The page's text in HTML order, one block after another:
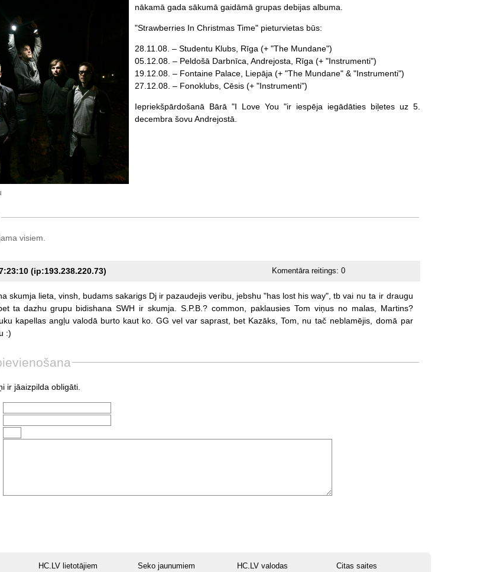
nākamā gada sākumā gaidāmā grupas debijas albuma.
"Strawberries In Christmas Time" pieturvietas būs:
28.11.08. – Studentu Klubs, Rīga (+ "The Mundane")
05.12.08. – Peldošā Darbnīca, Andrejosta, Rīga (+ "Instrumenti")
19.12.08. – Fontaine Palace, Liepāja (+ "The Mundane" & "Instrumenti")
27.12.08. – Fonoklubs, Cēsis (+ "Instrumenti")
Iepriekšpārdošanā Bārā "I Love You "ir iespēja iegādāties biļetes uz 5.
decembra šovu Andrejostā.
visiem.
(ip:193.238.220.73) Komentāra reitings:0
skumja lieta, vinsh, budams sakarigs Dj ir pazaudejis veribu, jebshu "has lost his way", tb vai nu ta ir draugu
ta dazhu grupu bidishana SWH ir skumja. S.P.B.? common, paklausies Tom viņus no malas,
Martins?
kapellas angļu valodā burto kaut ko. GG vel var saprast, bet Kazāks, Tom, nu tač neblamējis, domā par
:)
ir jāaizpilda obligāti.
HC.LV lietotājiem Seko jaunumiem HC.LV valodas Citas saites